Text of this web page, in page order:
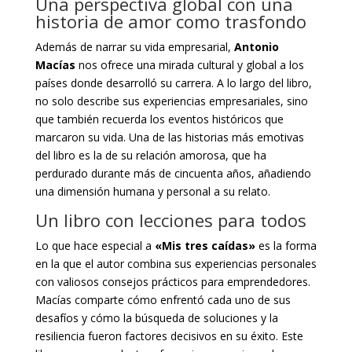
historia de amor como trasfondo
Además de narrar su vida empresarial, Antonio
Macías nos ofrece una mirada cultural y global a los
países donde desarrolló su carrera. A lo largo del libro,
no solo describe sus experiencias empresariales, sino
que también recuerda los eventos históricos que
marcaron su vida. Una de las historias más emotivas
del libro es la de su relación amorosa, que ha
perdurado durante más de cincuenta años, añadiendo
una dimensión humana y personal a su relato.
Un libro con lecciones para todos
Lo que hace especial a «Mis tres caídas»es la forma
en la que el autor combina sus experiencias personales
con valiosos consejos prácticos para emprendedores.
Macías comparte cómo enfrentó cada uno de sus
desafíos y cómo la búsqueda de soluciones y la
resiliencia fueron factores decisivos en su éxito. Este